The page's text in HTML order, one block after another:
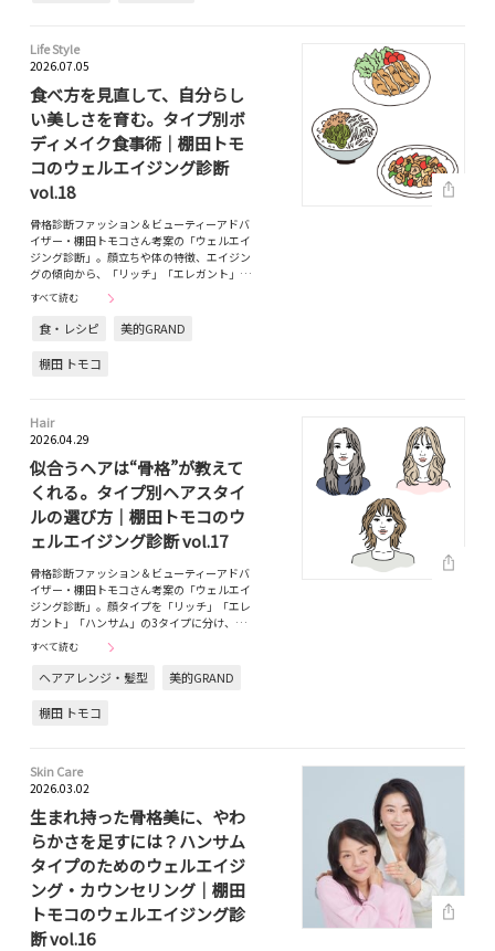
Life Style
2026.07.05
食べ方を見直して、自分らし
い美しさを育む。タイプ別ボ
ディメイク食事術｜棚田トモ
コのウェルエイジング診断
vol.18
骨格診断ファッション＆ビューティーアドバ
イザー・棚田トモコさん考案の「ウェルエイ
ジング診断」。顔立ちや体の特徴、エイジン
グの傾向から、「リッチ」「エレガント」…
すべて読む
食・レシピ
美的GRAND
棚田 トモコ
Hair
2026.04.29
似合うヘアは“骨格”が教えて
くれる。タイプ別ヘアスタイ
ルの選び方｜棚田トモコのウ
ェルエイジング診断 vol.17
骨格診断ファッション＆ビューティーアドバ
イザー・棚田トモコさん考案の「ウェルエイ
ジング診断」。顔タイプを「リッチ」「エレ
ガント」「ハンサム」の3タイプに分け、…
すべて読む
ヘアアレンジ・髪型
美的GRAND
棚田 トモコ
Skin Care
2026.03.02
生まれ持った骨格美に、やわ
らかさを足すには？ハンサム
タイプのためのウェルエイジ
ング・カウンセリング｜棚田
トモコのウェルエイジング診
断 vol.16